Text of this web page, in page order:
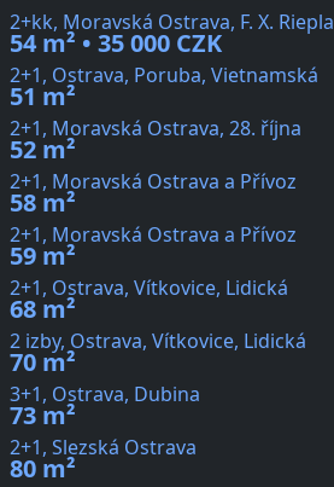
2+kk, Moravská Ostrava, F. X. Riepla
54 m² • 35 000 CZK
2+1, Ostrava, Poruba, Vietnamská
51 m²
2+1, Moravská Ostrava, 28. října
52 m²
2+1, Moravská Ostrava a Přívoz
58 m²
2+1, Moravská Ostrava a Přívoz
59 m²
2+1, Ostrava, Vítkovice, Lidická
68 m²
2 izby, Ostrava, Vítkovice, Lidická
70 m²
3+1, Ostrava, Dubina
73 m²
2+1, Slezská Ostrava
80 m²